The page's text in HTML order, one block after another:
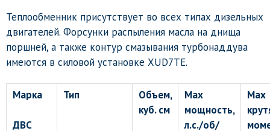
Теплообменник присутствует во всех типах дизельных
двигателей. Форсунки распыления масла на днища
поршней, а также контур смазывания турбонаддува
имеются в силовой установке XUD7TE.
Марка
ДВС
Тип
Объем,
куб. см
Max
мощность,
л.с./об/
Max